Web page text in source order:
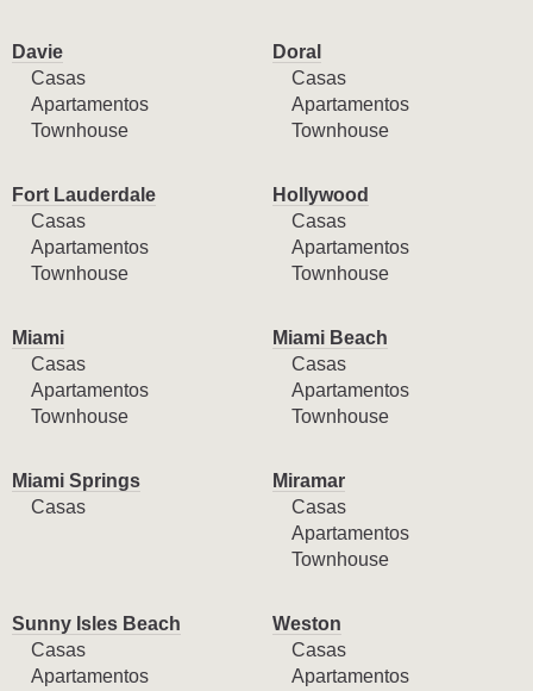
Davie
Casas
Apartamentos
Townhouse
Doral
Casas
Apartamentos
Townhouse
Fort Lauderdale
Casas
Apartamentos
Townhouse
Hollywood
Casas
Apartamentos
Townhouse
Miami
Casas
Apartamentos
Townhouse
Miami Beach
Casas
Apartamentos
Townhouse
Miami Springs
Casas
Miramar
Casas
Apartamentos
Townhouse
Sunny Isles Beach
Casas
Apartamentos
Weston
Casas
Apartamentos